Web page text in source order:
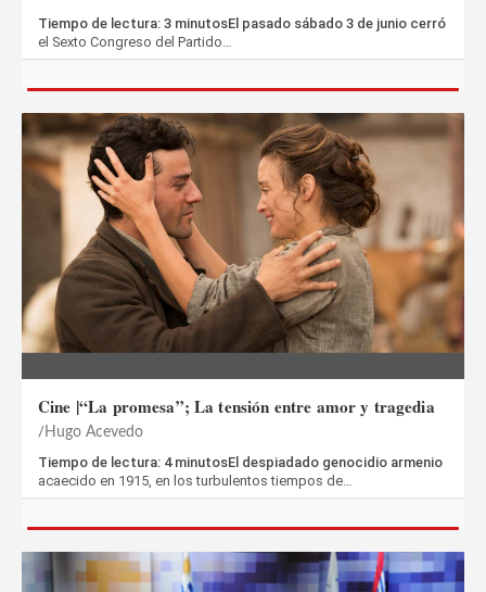
Tiempo de lectura: 3 minutosEl pasado sábado 3 de junio cerró
el Sexto Congreso del Partido…
Cine |“La promesa”; La tensión entre amor y tragedia
Hugo Acevedo
Tiempo de lectura: 4 minutosEl despiadado genocidio armenio
acaecido en 1915, en los turbulentos tiempos de…